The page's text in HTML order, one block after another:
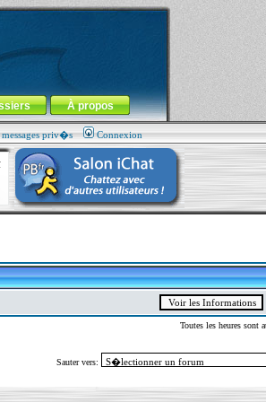
À propos
priv�s Connexion
Toutes les heures sont
Sauter vers: